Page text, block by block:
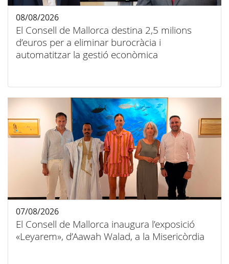
El Consell de Mallorca destina 2,5 milions
d’euros per a eliminar burocràcia i
automatitzar la gestió econòmica
08/08/2026
El Consell de Mallorca inaugura l’exposició
«Leyarem», d’Aawah Walad, a la Misericòrdia
07/08/2026